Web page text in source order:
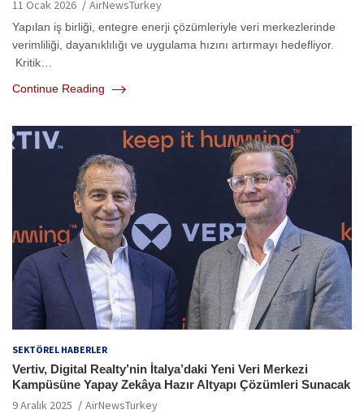
11 Ocak 2026 AirNewsTurkey
Yapılan iş birliği, entegre enerji çözümleriyle veri merkezlerinde
verimliliği, dayanıklılığı ve uygulama hızını artırmayı hedefliyor.
Kritik…
Continue Reading
SEKTÖREL HABERLER
Vertiv, Digital Realty’nin İtalya’daki Yeni Veri Merkezi
Kampüsüne Yapay Zekâya Hazır Altyapı Çözümleri Sunacak
9 Aralık 2025 AirNewsTurkey